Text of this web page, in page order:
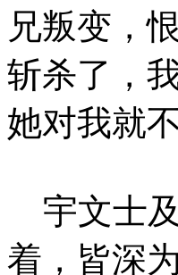
兄叛变，
斩杀了，
她对我就
宇文士
着，皆深